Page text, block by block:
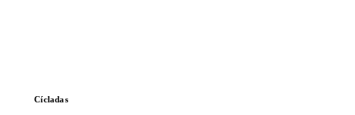
Cícladas